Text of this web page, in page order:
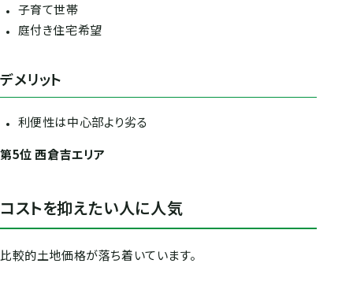
子育て世帯
庭付き住宅希望
デメリット
利便性は中心部より劣る
第5位 西倉吉エリア
コストを抑えたい人に人気
比較的土地価格が落ち着いています。